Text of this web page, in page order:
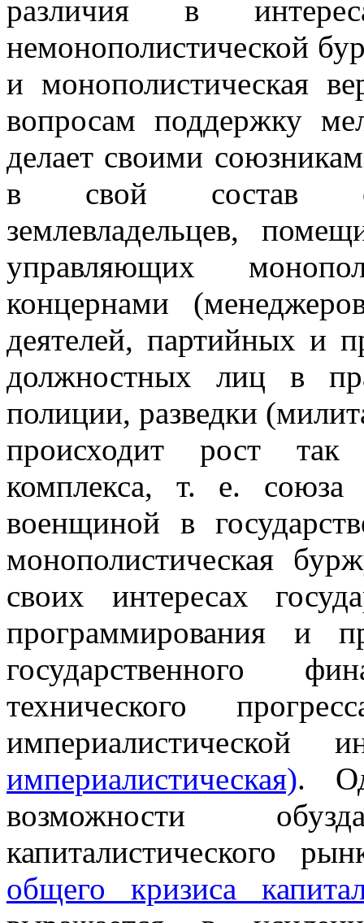
различия в
немонополистической
и монополистическая
вопросам поддержку
делает своими
в свой состав
землевладельцев,
управляющих
концернами
деятелей, партийных и
должностных лиц в
полиции, разведки
происходит рост так
комплекса, т. е. союза
военщиной в
монополистическая
своих интересах
программирования и
государственного
технического
империалистическая).
возможности
капиталистического
общего кризиса